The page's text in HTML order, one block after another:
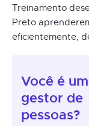
Treinamento
Preto
eficientemente,
Você é um
gestor de
pessoas?